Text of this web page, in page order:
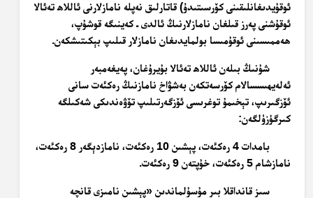
ئوقۇيدىغانلىقىنى كۆرسىتىدۇ) قاتارلىق نەپلە نامازلارنى ئاللاھ تەئالا
ئوقۇشنى پەرز قىلغان نامازلارنىڭ ئالدى ـ كەينىگە قوشۇپ،
ھەممىسىنى ئوقۇمىسا بولمايدىغان نامازلار قىلىپ بېكىتىشكەن.
شۇنىڭ بىلەن ئاللاھ تەئالا بۇيرۇغان، پەيغەمبەر
ئەلەيھىسسالام كۆرسەتكەن بەشۋاخ نامازنىڭ رەكئەت سانى
ئۆزگىرىپ، تېخىمۇ توغرىسى ئۆزگەرتىلىپ تۆۋەندىكى شەكىلگە
كىرگۈزۈلگەن:
بامدات 4 رەكئەت، پېشىن 10 رەكئەت، نامازدېگەر 8 رەكئەت،
نامازشام 5 رەكئەت، خۇپتەن 9 رەكئەت.
سىز قانداقلا بىر مۇسۇلماندىن «پېشىن نامىزى قانچە